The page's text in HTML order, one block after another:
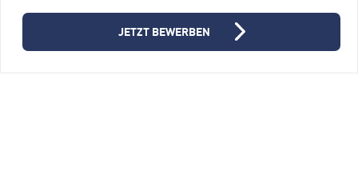
JETZT BEWERBEN